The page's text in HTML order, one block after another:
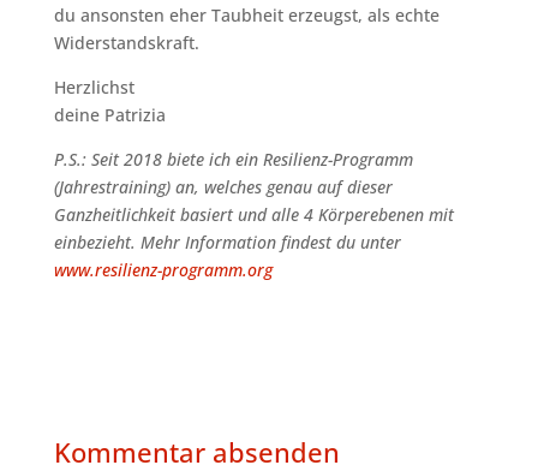
du ansonsten eher Taubheit erzeugst, als echte
Widerstandskraft.
Herzlichst
deine Patrizia
P.S.: Seit 2018 biete ich ein Resilienz-Programm
(Jahrestraining) an, welches genau auf dieser
Ganzheitlichkeit basiert und alle 4 Körperebenen mit
einbezieht. Mehr Information findest du unter
www.resilienz-programm.org
Kommentar absenden